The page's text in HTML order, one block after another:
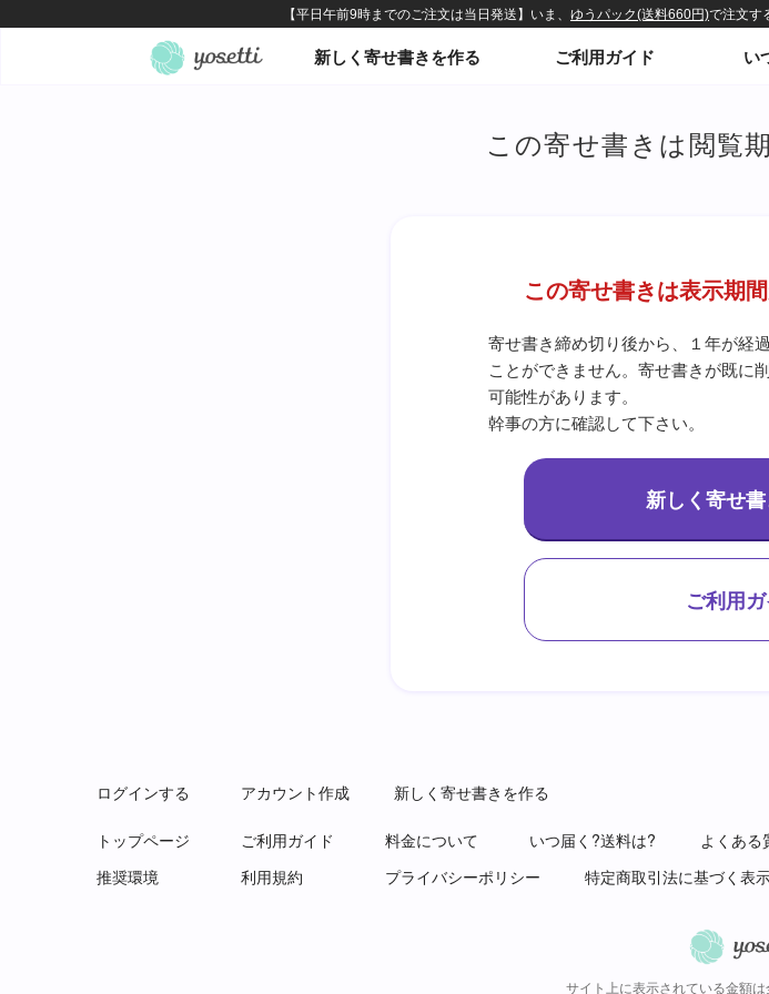
新しく寄せ書きを作る ご利用ガイド い
この寄せ書きは閲覧
この寄せ書きは表示期
寄せ書き締め切り後から、１年が経
ことができません。寄せ書きが既に
可能性があります。
幹事の方に確認して下さい。
新しく寄せ
ご利用
ログインする アカウント作成 新しく寄せ書きを作る
トップページ ご利用ガイド 料金について いつ届く?送料は? よくある
推奨環境
利用規約 プライバシーポリシー 特定商取引法に基づく表
サイト上に表示されている金額は